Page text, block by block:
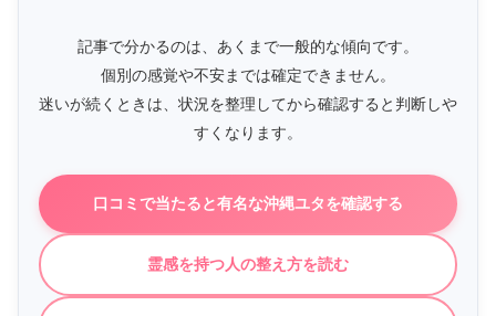
記事で分かるのは、あくまで一般的な傾向です。
個別の感覚や不安までは確定できません。
迷いが続くときは、状況を整理してから確認すると判断しや
すくなります。
口コミで当たると有名な沖縄ユタを確認する
霊感を持つ人の整え方を読む